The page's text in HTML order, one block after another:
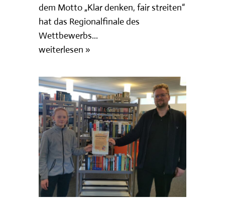
dem Motto „Klar denken, fair streiten“
hat das Regionalfinale des
Wettbewerbs...
weiterlesen »